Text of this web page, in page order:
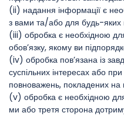
(ii) надання інформації є
з вами та/або для будь-яких
(iii) обробка є необхідною
обов’язку, якому ви
(iv) обробка пов’язана із
суспільних інтересах або
повноважень, покладених на
(v) обробка є необхідною для
ми або третя сторона